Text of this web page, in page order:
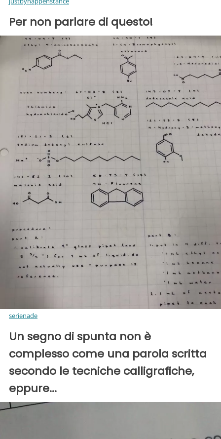
Per non parlare di questo!
serienade
Un segno di spunta non è
complesso come una parola scritta
secondo le tecniche calligrafiche,
eppure...